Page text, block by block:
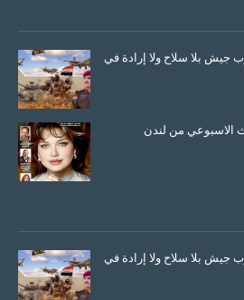
جيش بلا سلاح ولا إرادة في
جيش بلا سلاح ولا إرادة في